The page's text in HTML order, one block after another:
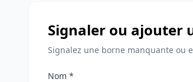
Signaler ou ajouter
Signalez une borne manquante ou
Nom *